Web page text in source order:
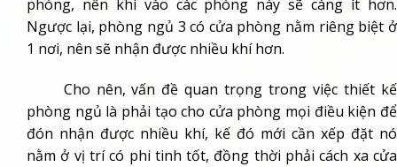
phòng, nên khí vào các phòng này sẽ càng ít hơn.
Ngược lại, phòng ngủ 3 có cửa phòng nằm riêng biệt ở
1 nơi, nên sẽ nhận được nhiều khí hơn.
Cho nên, vấn đề quan trọng trong việc thiết kế
phòng ngủ là phải tạo cho cửa phòng mọi điều kiện để
đón nhận được nhiều khí, kế đó mới cần xếp đặt nó
nằm ở vị trí có phi tinh tốt, đồng thời phải cách xa cửa